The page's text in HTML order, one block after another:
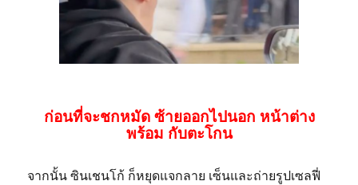
ก่อนที่จะชกหมัด ซ้ายออกไปนอก หน้าต่าง
พร้อม กับตะโกน
จากนั้น ซินเชนโก้ ก็หยุดแจกลาย เซ็นและถ่ายรูปเซลฟี่